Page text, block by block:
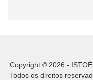
Copyright © 2026 -
Todos os direitos